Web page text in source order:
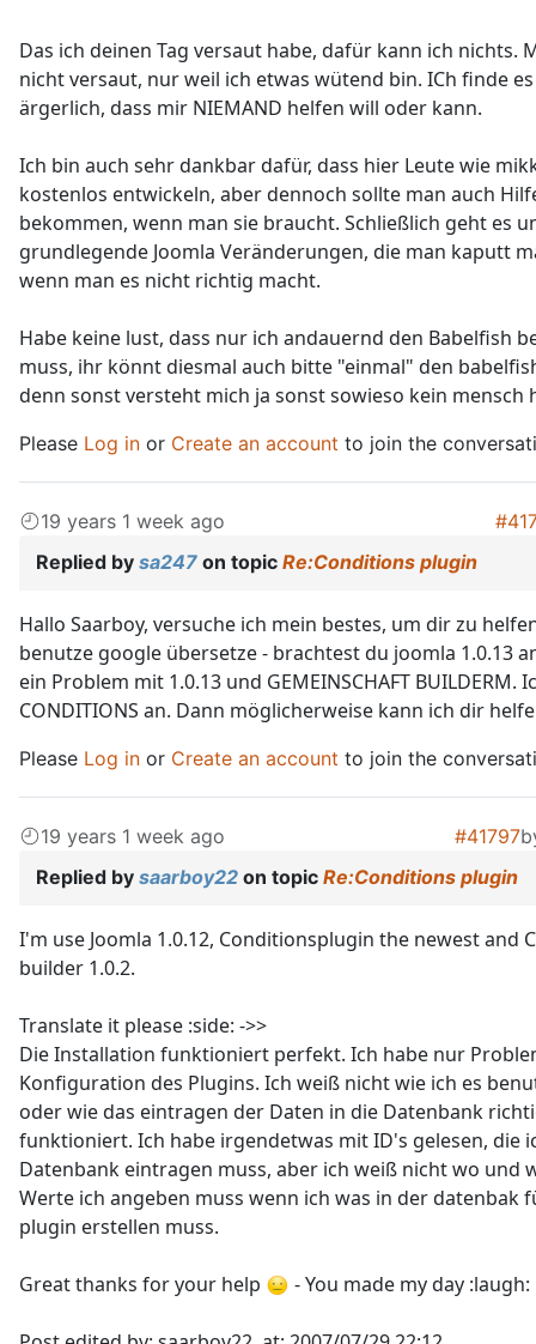
Das ich deinen Tag versaut habe, dafür kann ich nichts.
nicht versaut, nur weil ich etwas wütend bin. ICh finde
ärgerlich, dass mir NIEMAND helfen will oder kann.
Ich bin auch sehr dankbar dafür, dass hier Leute wie
kostenlos entwickeln, aber dennoch sollte man auch
bekommen, wenn man sie braucht. Schließlich geht es
grundlegende Joomla Veränderungen, die man kaputt
wenn man es nicht richtig macht.
Habe keine lust, dass nur ich andauernd den Babelfish
muss, ihr könnt diesmal auch bitte "einmal" den
denn sonst versteht mich ja sonst sowieso kein mensch
Please Log in or Create an account to join the
19 years 1 week ago
Replied by sa247 on topic Re:Conditions plugin
Hallo Saarboy, versuche ich mein bestes, um dir zu
benutze google übersetze - brachtest du joomla 1.0.13
ein Problem mit 1.0.13 und GEMEINSCHAFT BUILDERM.
CONDITIONS an. Dann möglicherweise kann ich dir
Please Log in or Create an account to join the
19 years 1 week ago #41797
Replied by saarboy22 on topic Re:Conditions plugin
I'm use Joomla 1.0.12, Conditionsplugin the newest and
builder 1.0.2.
Translate it please :side: ->>
Die Installation funktioniert perfekt. Ich habe nur
Konfiguration des Plugins. Ich weiß nicht wie ich es
oder wie das eintragen der Daten in die Datenbank
funktioniert. Ich habe irgendetwas mit ID's gelesen, die
Datenbank eintragen muss, aber ich weiß nicht wo und
Werte ich angeben muss wenn ich was in der datenbak
plugin erstellen muss.
Great thanks for your help - You made my day :laugh: